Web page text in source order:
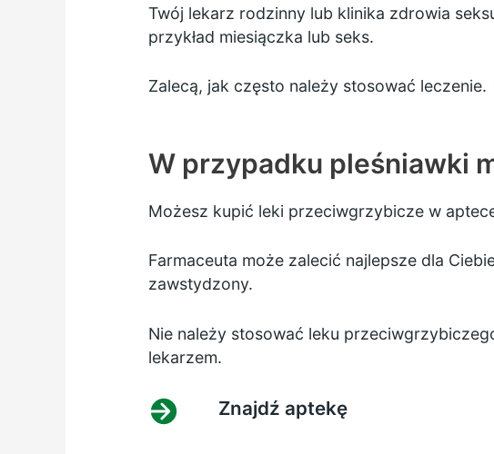
Twój lekarz rodzinny lub klinika zdrowia
przykład miesiączka lub seks.
Zalecą, jak często należy stosować leczenie.
W przypadku pleśniawki
Możesz kupić leki przeciwgrzybicze w
Farmaceuta może zalecić najlepsze dla
zawstydzony.
Nie należy stosować leku
lekarzem.
Znajdź aptekę